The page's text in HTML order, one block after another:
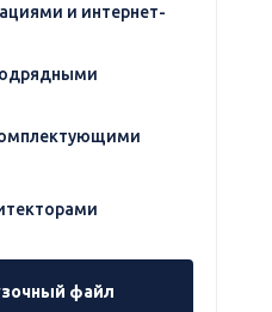
и интернет-
файл